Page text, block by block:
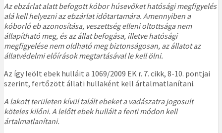
Az ebzárlat alatt befogott kóbor húsevőket hatósági megfigyelés
alá kell helyezni az ebzárlat időtartamára. Amennyiben a
kóborló eb azonosítása, veszettség elleni oltottsága nem
állapítható meg, és az állat befogása, illetve hatósági
megfigyelése nem oldható meg biztonságosan, az állatot az
állatvédelmi előírások megtartásával le kell ölni.
Az így leölt ebek hulláit a 1069/2009 EK r. 7. cikk, 8-10. pontjai
szerint, fertőzött állati hullaként kell ártalmatlanítani.
A lakott területen kívül talált ebeket a vadászatra jogosult
köteles kilőni. A lelőtt ebek hulláit a fenti módon kell
ártalmatlanítani.